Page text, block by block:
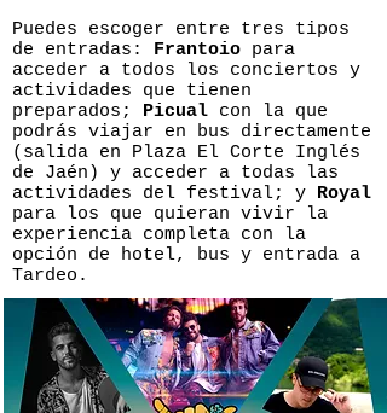
Puedes escoger entre tres tipos
de entradas: Frantoio para
acceder a todos los conciertos y
actividades que tienen
preparados; Picual con la que
podrás viajar en bus directamente
(salida en Plaza El Corte Inglés
de Jaén) y acceder a todas las
actividades del festival; y Royal
para los que quieran vivir la
experiencia completa con la
opción de hotel, bus y entrada a
Tardeo.